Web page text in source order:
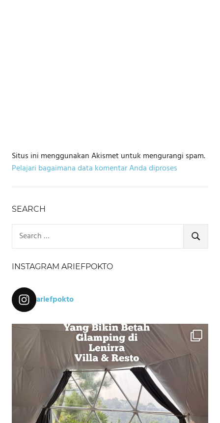
Situs ini menggunakan Akismet untuk mengurangi spam.
Pelajari bagaimana data komentar Anda diproses
SEARCH
for:
SEARCH
INSTAGRAM ARIEFPOKTO
ariefpokto